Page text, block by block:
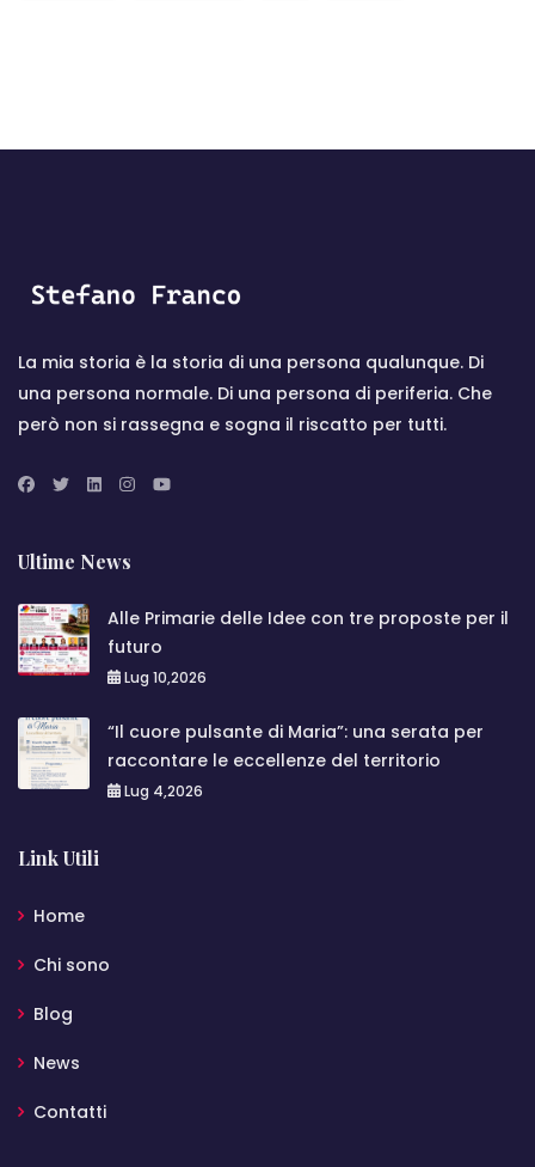
La mia storia è la storia di una persona qualunque. Di
una persona normale. Di una persona di periferia. Che
però non si rassegna e sogna il riscatto per tutti.
Ultime News
Alle Primarie delle Idee con tre proposte per il
futuro
Lug 10,2026
“Il cuore pulsante di Maria”: una serata per
raccontare le eccellenze del territorio
Lug 4,2026
Link Utili
Home
Chi sono
Blog
News
Contatti